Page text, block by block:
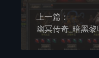
上一篇：